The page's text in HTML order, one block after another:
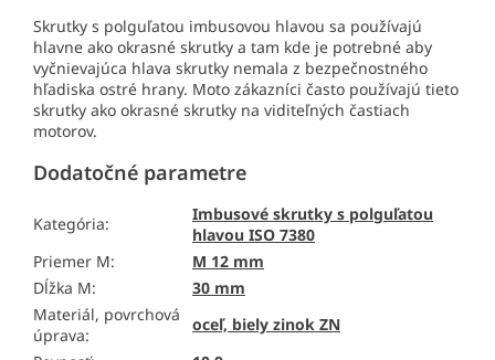
Skrutky s polguľatou imbusovou hlavou sa používajú
hlavne ako okrasné skrutky a tam kde je potrebné aby
vyčnievajúca hlava skrutky nemala z bezpečnostného
hľadiska ostré hrany. Moto zákazníci často používajú tieto
skrutky ako okrasné skrutky na viditeľných častiach
motorov.
Dodatočné parametre
Kategória:
Imbusové skrutky s polguľatou
hlavou ISO 7380
Priemer M:
M 12 mm
Dĺžka M:
30 mm
Materiál, povrchová
úprava:
oceľ, biely zinok ZN